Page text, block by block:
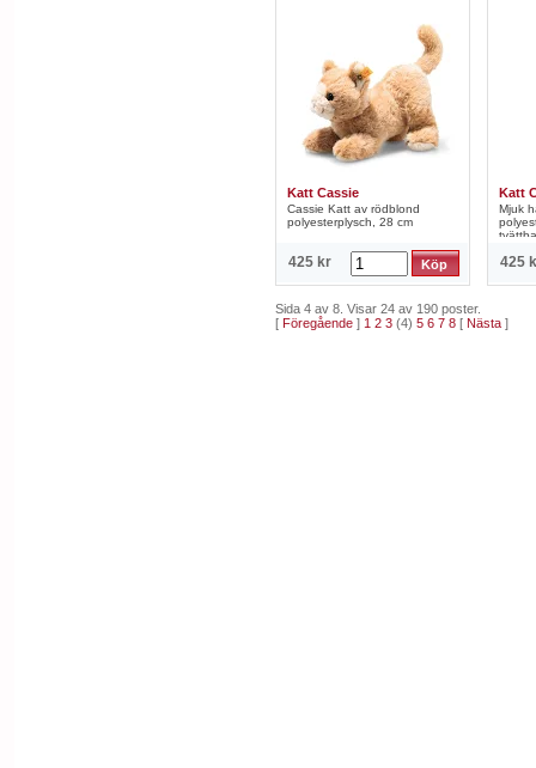
Katt Cassie
Cassie Katt av rödblond
polyesterplysch, 28 cm
425 kr
Katt
Mjuk
425
Sida 4 av 8. Visar 24 av 190 poster.
[ Föregående ] 1 2 3 (4) 5 6 7 8 [ Nästa ]